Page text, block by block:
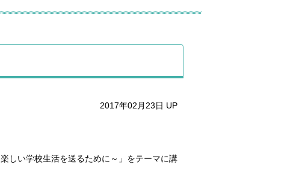
2017年02月23日 UP
しい学校生活を送るために～」をテーマに講